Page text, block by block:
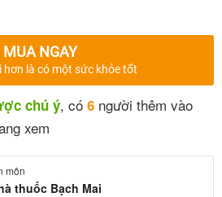
MUA NGAY
hơn là có một sức khỏe tốt
chú ý, có 6 người thêm vào
xem
môn
thuốc Bạch Mai